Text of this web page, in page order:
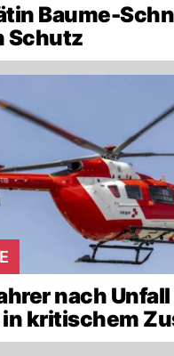
Baume-
Schutz
nach
in kritischem